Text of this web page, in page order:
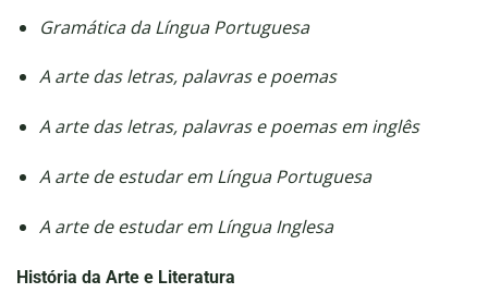
Gramática da Língua Portuguesa
A arte das letras, palavras e poemas
A arte das letras, palavras e poemas em inglês
A arte de estudar em Língua Portuguesa
A arte de estudar em Língua Inglesa
História da Arte e Literatura